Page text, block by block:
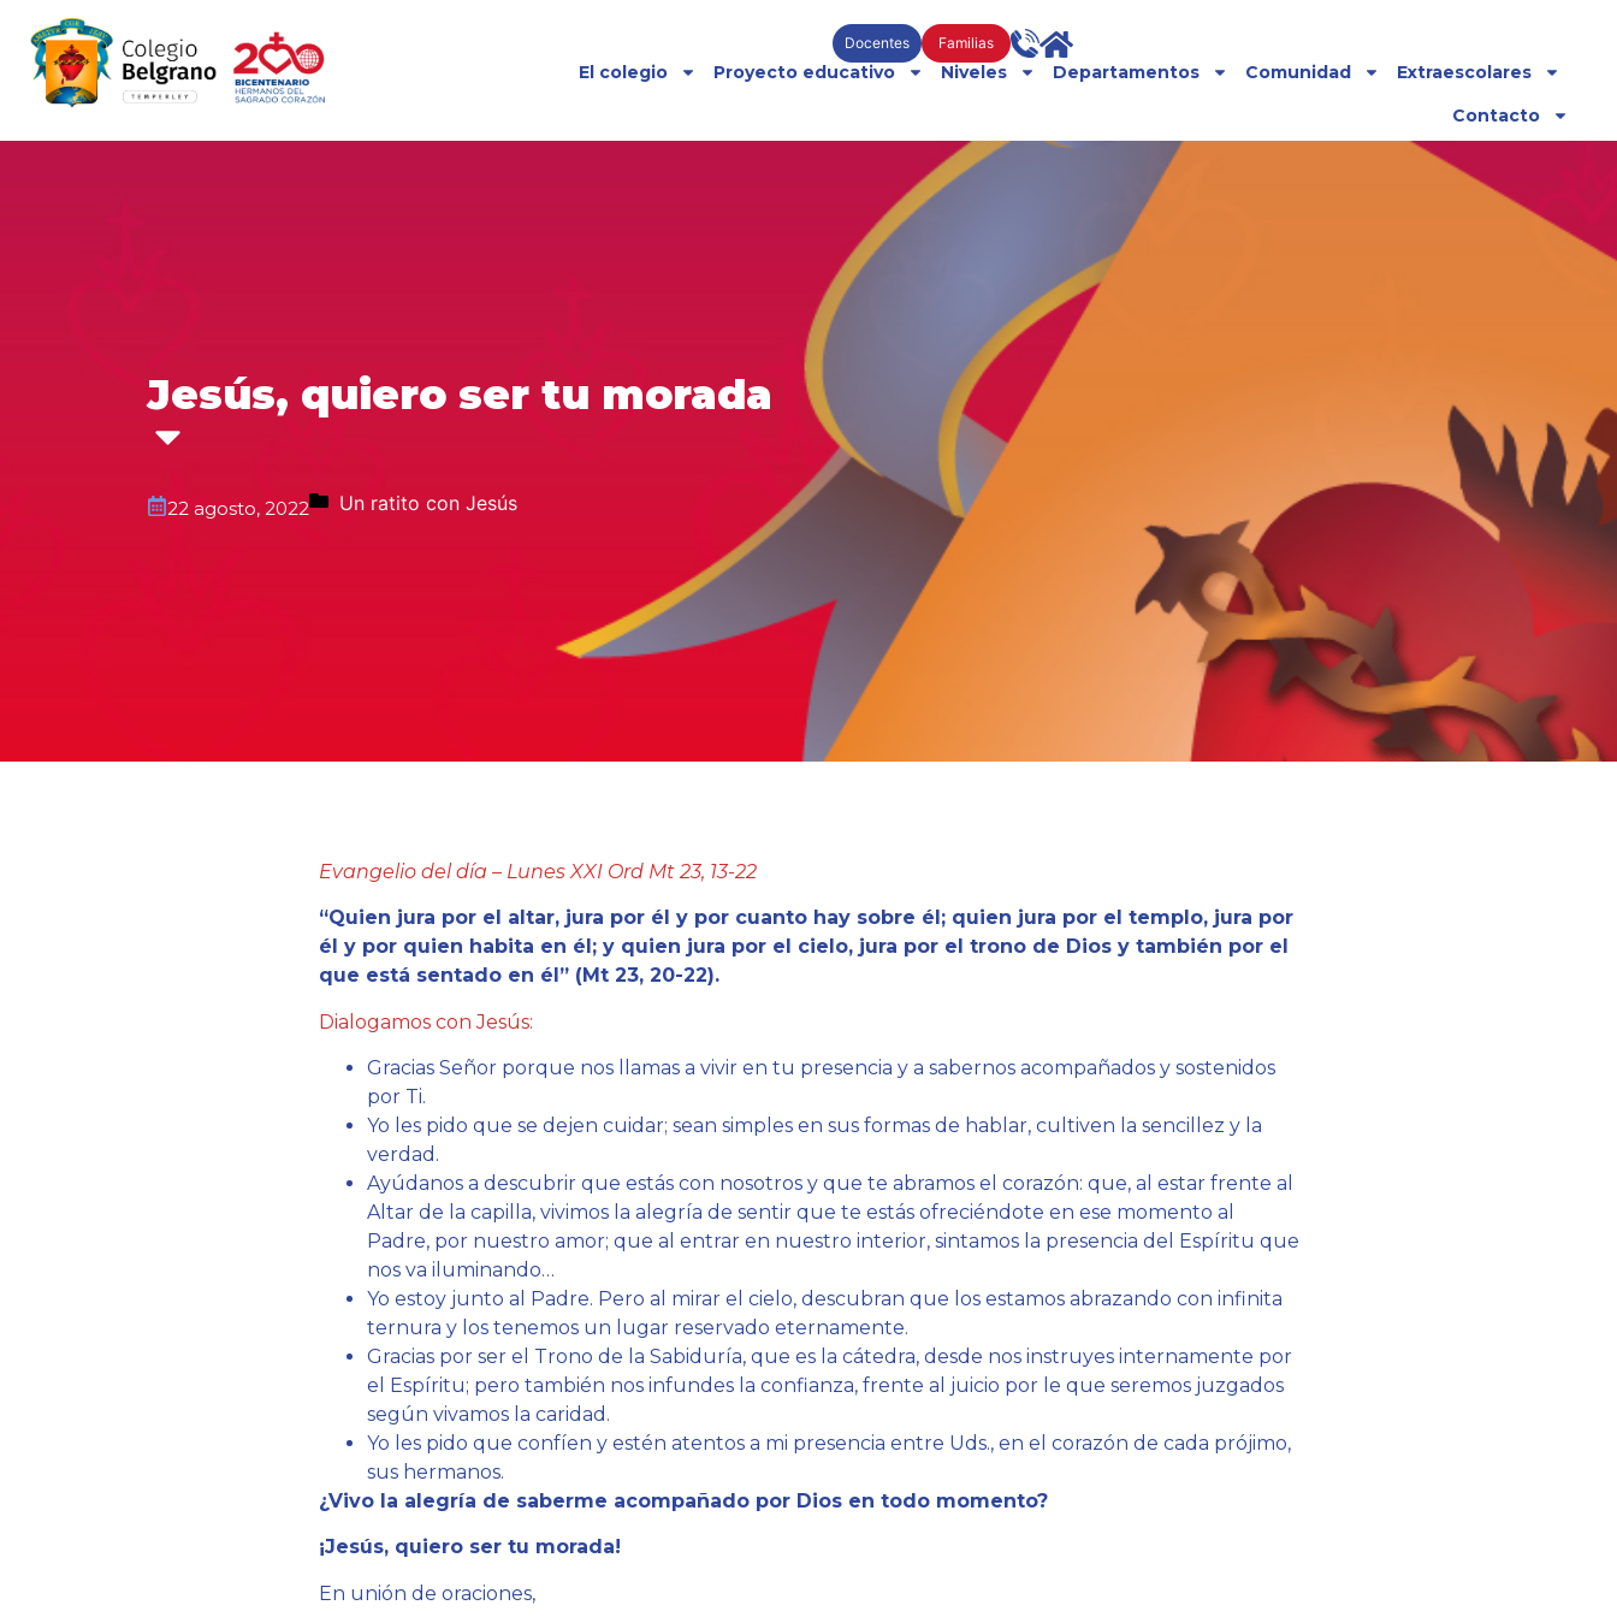
Docentes Familias
El colegio Proyecto educativo Niveles Departamentos Comunidad
Extraescolares
Contacto
Jesús, quiero ser tu morada
22 agosto, 2022 Un ratito con Jesús
Evangelio del día – Lunes XXI Ord Mt 23, 13-22
“Quien jura por el altar, jura por él y por cuanto hay sobre él; quien jura por el templo, jura por
él y por quien habita en él; y quien jura por el cielo, jura por el trono de Dios y también por el
que está sentado en él” (Mt 23, 20-22).
Dialogamos con Jesús:
Gracias Señor porque nos llamas a vivir en tu presencia y a sabernos acompañados y sostenidos
por Ti.
Yo les pido que se dejen cuidar; sean simples en sus formas de hablar, cultiven la sencillez y la
verdad.
Ayúdanos a descubrir que estás con nosotros y que te abramos el corazón: que, al estar frente al
Altar de la capilla, vivimos la alegría de sentir que te estás ofreciéndote en ese momento al
Padre, por nuestro amor; que al entrar en nuestro interior, sintamos la presencia del Espíritu que
nos va iluminando…
Yo estoy junto al Padre. Pero al mirar el cielo, descubran que los estamos abrazando con infinita
ternura y los tenemos un lugar reservado eternamente.
Gracias por ser el Trono de la Sabiduría, que es la cátedra, desde nos instruyes internamente por
el Espíritu; pero también nos infundes la confianza, frente al juicio por le que seremos juzgados
según vivamos la caridad.
Yo les pido que confíen y estén atentos a mi presencia entre Uds., en el corazón de cada prójimo,
sus hermanos.
¿Vivo la alegría de saberme acompañado por Dios en todo momento?
¡Jesús, quiero ser tu morada!
En unión de oraciones,